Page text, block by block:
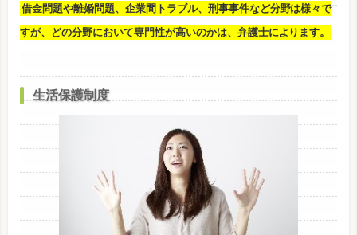
借金問題や離婚問題、企業間トラブル、刑事事件など分野は様々で
すが、どの分野において専門性が高いのかは、弁護士によります。
生活保護制度